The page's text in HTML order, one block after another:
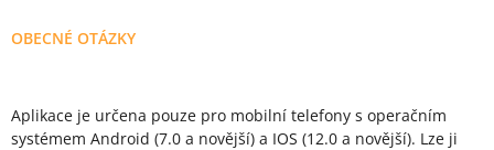
OBECNÉ OTÁZKY
Aplikace je určena pouze pro mobilní telefony s operačním
systémem Android (7.0 a novější) a IOS (12.0 a novější). Lze ji